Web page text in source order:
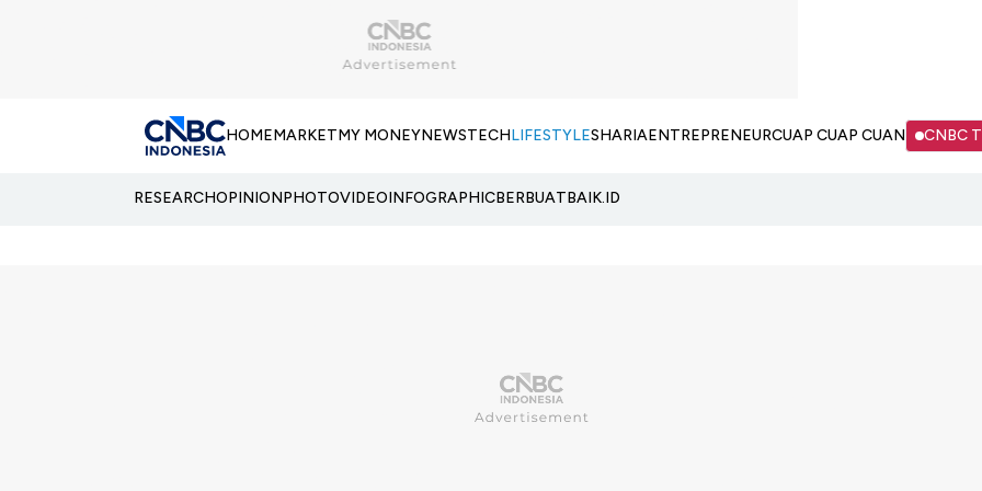
HOMEMARKETMY MONEYNEWSTECHLIFESTYLESHARIAENTREPRENEURCUAP CUAP CUAN CNBC
RESEARCHOPINIONPHOTOVIDEOINFOGRAPHICBERBUATBAIK.ID